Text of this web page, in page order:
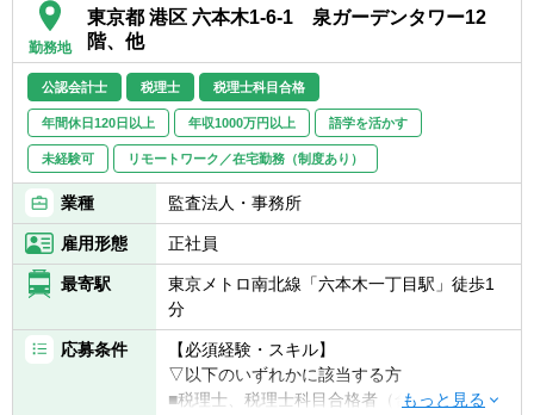
勤務地
東京都 港区 六本木1-6-1 泉ガーデンタワー12
階、他
公認会計士 税理士 税理士科目合格
年間休日120日以上 年収1000万円以上 語学を活かす
未経験可 リモートワーク／在宅勤務（制度あり）
業種 監査法人・事務所
雇用形態 正社員
最寄駅
東京メトロ南北線「六本木一丁目駅」徒歩1
分
応募条件
【必須経験・スキル】
▽以下のいずれかに該当する方
■税理士、税理士科目合格者（合格科目・科